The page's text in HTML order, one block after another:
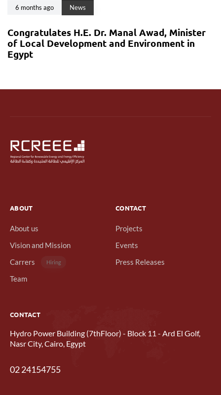
6 months ago News
Congratulates H.E. Dr. Manal Awad, Minister
of Local Development and Environment in
Egypt
ABOUT
About us
Vision and Mission
Carrers
Hiring
Team
CONTACT
Projects
Events
Press Releases
CONTACT
Hydro Power Building (7thFloor) - Block 11 - Ard El Golf,
Nasr City, Cairo, Egypt
02 24154755